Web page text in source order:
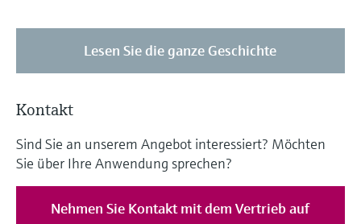
Lesen Sie die ganze Geschichte
Kontakt
Sind Sie an unserem Angebot interessiert? Möchten
Sie über Ihre Anwendung sprechen?
Nehmen Sie Kontakt mit dem Vertrieb auf